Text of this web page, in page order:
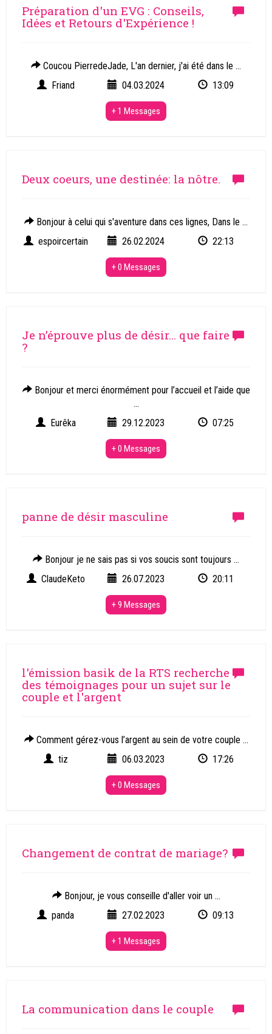
Préparation d'un EVG : Conseils,
Idées et Retours d'Expérience !
Coucou PierredeJade, L'an dernier, j'ai été dans le ...
Friand
04.03.2024 13:09
+ 1 Messages
Deux coeurs, une destinée: la nôtre.
Bonjour à celui qui s'aventure dans ces lignes, Dans le ...
espoircertain
26.02.2024 22:13
+ 0 Messages
Je n’éprouve plus de désir… que faire
?
Bonjour et merci énormément pour l’accueil et l’aide que
...
Eurêka
29.12.2023 07:25
+ 0 Messages
panne de désir masculine
Bonjour je ne sais pas si vos soucis sont toujours ...
ClaudeKeto
26.07.2023 20:11
+ 9 Messages
l'émission basik de la RTS recherche
des témoignages pour un sujet sur le
couple et l'argent
Comment gérez-vous l’argent au sein de votre couple ...
tiz
06.03.2023 17:26
+ 0 Messages
Changement de contrat de mariage?
Bonjour, je vous conseille d'aller voir un ...
panda
27.02.2023 09:13
+ 1 Messages
La communication dans le couple